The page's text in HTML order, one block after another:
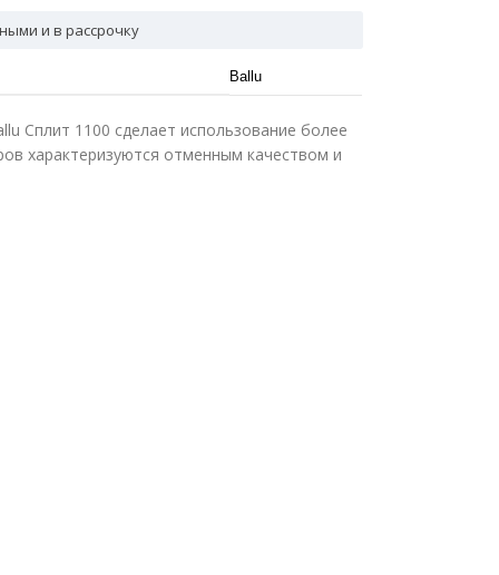
и в рассрочку
Ballu
Сплит 1100 сделает использование более
характеризуются отменным качеством и